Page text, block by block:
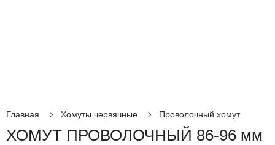
Главная Хомуты червячные Проволочный хомут
ХОМУТ ПРОВОЛОЧНЫЙ 86-96 мм